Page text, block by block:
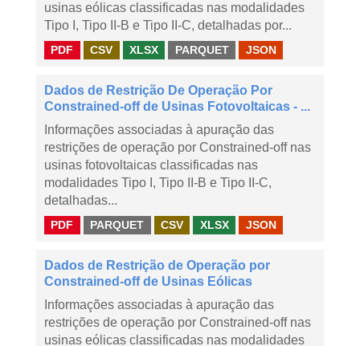
usinas eólicas classificadas nas modalidades
Tipo I, Tipo II-B e Tipo II-C, detalhadas por...
PDF CSV XLSX PARQUET JSON
Dados de Restrição De Operação Por
Constrained-off de Usinas Fotovoltaicas - ...
Informações associadas à apuração das
restrições de operação por Constrained-off nas
usinas fotovoltaicas classificadas nas
modalidades Tipo I, Tipo II-B e Tipo II-C,
detalhadas...
PDF PARQUET CSV XLSX JSON
Dados de Restrição de Operação por
Constrained-off de Usinas Eólicas
Informações associadas à apuração das
restrições de operação por Constrained-off nas
usinas eólicas classificadas nas modalidades